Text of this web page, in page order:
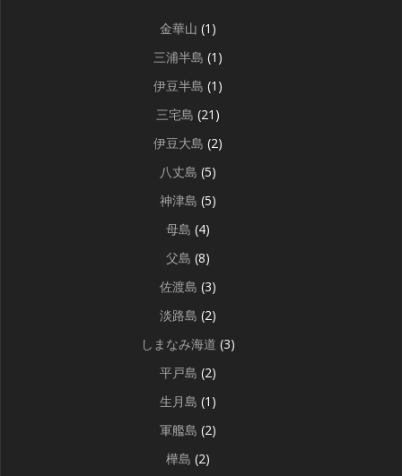
金華山 (1)
三浦半島 (1)
伊豆半島 (1)
三宅島 (21)
伊豆大島 (2)
八丈島 (5)
神津島 (5)
母島 (4)
父島 (8)
佐渡島 (3)
淡路島 (2)
しまなみ海道 (3)
平戸島 (2)
生月島 (1)
軍艦島 (2)
樺島 (2)